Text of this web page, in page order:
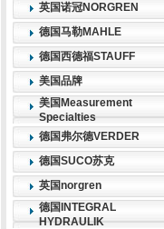
英国诺冠NORGREN
德国马勒MAHLE
德国西德福STAUFF
美国品牌
美国Measurement
Specialties
德国弗尔德VERDER
德国SUCO苏克
英国norgren
德国INTEGRAL
HYDRAULIK